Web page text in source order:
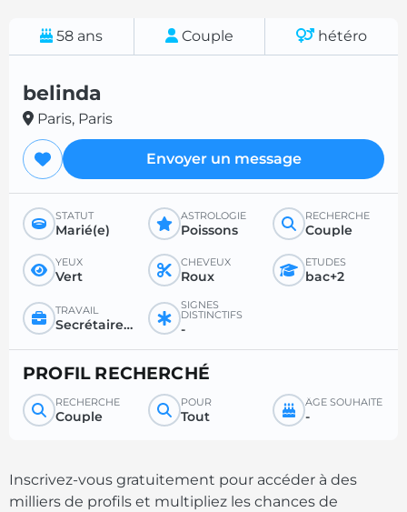
58 ans Couple hétéro
belinda
Paris, Paris
Envoyer un message
STATUT
Marié(e)
ASTROLOGIE
Poissons
RECHERCHE
Couple
YEUX
Vert
CHEVEUX
Roux
ÉTUDES
bac+2
TRAVAIL
Secrétaire / fonctionnaire / instituteur
SIGNES
DISTINCTIFS
-
PROFIL RECHERCHÉ
RECHERCHE
Couple
POUR
Tout
ÂGE SOUHAITÉ
-
Inscrivez-vous gratuitement pour accéder à des
milliers de profils et multipliez les chances de